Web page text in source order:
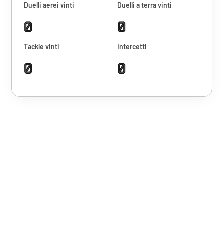
Duelli aerei vinti
0
Duelli a terra vinti
0
Tackle vinti
0
Intercetti
0